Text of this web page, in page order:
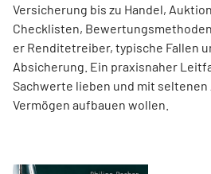
Versicherung bis zu Handel,
Checklisten,
er Renditetreiber, typische Fallen
Absicherung. Ein praxisnaher
Sachwerte lieben und mit
Vermögen aufbauen wollen.